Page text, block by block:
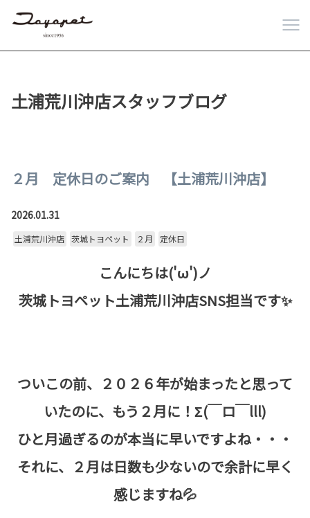
土浦荒川沖店スタッフブログ
２月 定休日のご案内 【土浦荒川沖店】
2026.01.31
土浦荒川沖店 茨城トヨペット ２月 定休日
こんにちは('ω')ノ
茨城トヨペット土浦荒川沖店SNS担当です✨
ついこの前、２０２６年が始まったと思って
いたのに、もう２月に！Σ(￣ロ￣lll)
ひと月過ぎるのが本当に早いですよね・・・
それに、２月は日数も少ないので余計に早く
感じますね💦